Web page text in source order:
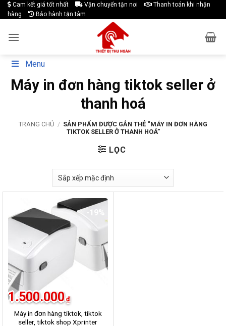
Skip
to
Cam kết giá tốt nhất Vận chuyển tận nơi
Thanh toán khi nhận
hàng
Bảo hành tận tâm
Menu
Máy in đơn hàng tiktok seller ở
thanh hoá
TRANG CHỦ / SẢN PHẨM ĐƯỢC GẮN THẺ “MÁY IN ĐƠN HÀNG
TIKTOK SELLER Ở THANH HOÁ”
LỌC
-19%
Máy in đơn hàng tiktok, tiktok
seller, tiktok shop Xprinter
1.500.000 ₫